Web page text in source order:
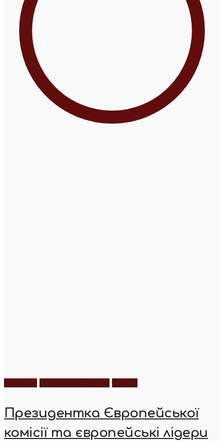
Новини Новини України Фото
Президентка Європейської
комісії та європейські лідери